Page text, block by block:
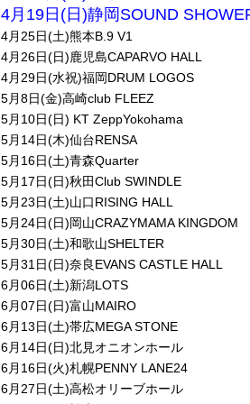
4月19日(日)静岡SOUND
4月25日(土)熊本B.9 V1
4月26日(日)鹿児島CAPARVO HALL
4月29日(水祝)福岡DRUM LOGOS
5月8日(金)高崎club FLEEZ
5月10日(日) KT ZeppYokohama
5月14日(木)仙台RENSA
5月16日(土)青森Quarter
5月17日(日)秋田Club SWINDLE
5月23日(土)山口RISING HALL
5月24日(日)岡山CRAZYMAMA KINGDOM
5月30日(土)和歌山SHELTER
5月31日(日)奈良EVANS CASTLE HALL
6月06日(土)新潟LOTS
6月07日(日)富山MAIRO
6月13日(土)帯広MEGA STONE
6月14日(日)北見オニオンホール
6月16日(火)札幌PENNY LANE24
6月27日(土)高松オリーブホール